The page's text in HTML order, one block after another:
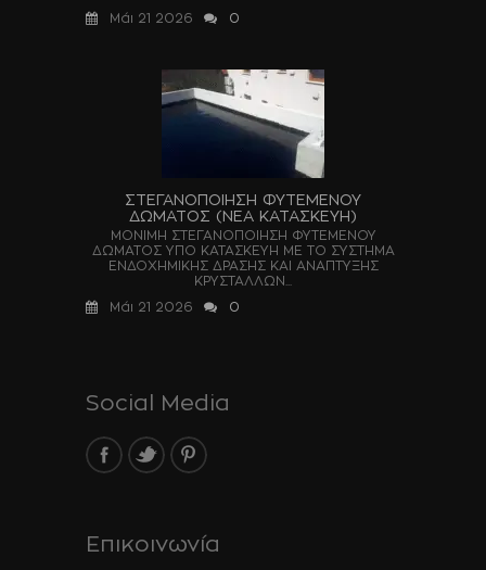
Μάι 21 2026
0
ΣΤΕΓΑΝΟΠΟΙΗΣΗ ΦΥΤΕΜΕΝΟΥ
ΔΩΜΑΤΟΣ (ΝΕΑ ΚΑΤΑΣΚΕΥΗ)
ΜΟΝΙΜΗ ΣΤΕΓΑΝΟΠΟΙΗΣΗ ΦΥΤΕΜΕΝΟΥ
ΔΩΜΑΤΟΣ ΥΠΟ ΚΑΤΑΣΚΕΥΗ ΜΕ ΤΟ ΣΥΣΤΗΜΑ
ΕΝΔΟΧΗΜΙΚΗΣ ΔΡΑΣΗΣ ΚΑΙ ΑΝΑΠΤΥΞΗΣ
ΚΡΥΣΤΑΛΛΩΝ...
Μάι 21 2026
0
Social Media
Επικοινωνία